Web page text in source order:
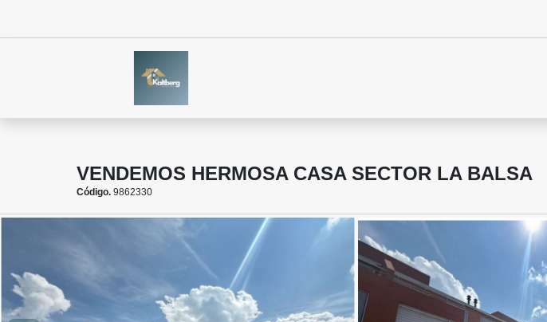
VENDEMOS HERMOSA CASA SECTOR LA BALSA
Código. 9862330